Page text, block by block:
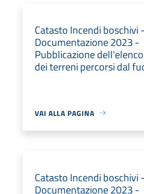
Catasto Incendi boschivi -
Documentazione 2023 -
Pubblicazione
dei terreni percorsi dal
VAI ALLA PAGINA
Catasto Incendi boschivi -
Documentazione 2023 -